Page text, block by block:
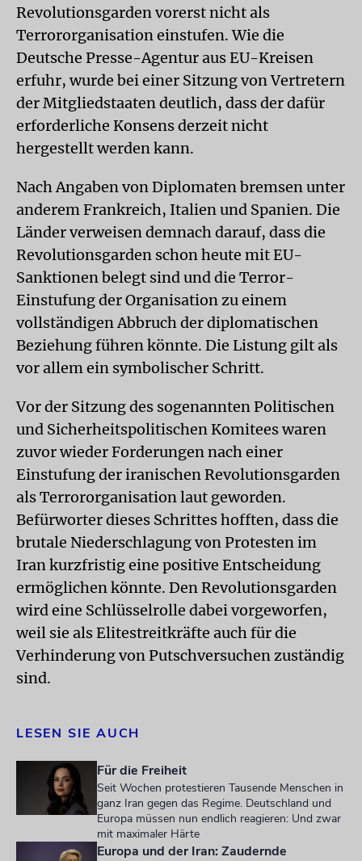
Revolutionsgarden vorerst nicht als
Terrororganisation einstufen. Wie die
Deutsche Presse-Agentur aus EU-Kreisen
erfuhr, wurde bei einer Sitzung von Vertretern
der Mitgliedstaaten deutlich, dass der dafür
erforderliche Konsens derzeit nicht
hergestellt werden kann.
Nach Angaben von Diplomaten bremsen unter
anderem Frankreich, Italien und Spanien. Die
Länder verweisen demnach darauf, dass die
Revolutionsgarden schon heute mit EU-
Sanktionen belegt sind und die Terror-
Einstufung der Organisation zu einem
vollständigen Abbruch der diplomatischen
Beziehung führen könnte. Die Listung gilt als
vor allem ein symbolischer Schritt.
Vor der Sitzung des sogenannten Politischen
und Sicherheitspolitischen Komitees waren
zuvor wieder Forderungen nach einer
Einstufung der iranischen Revolutionsgarden
als Terrororganisation laut geworden.
Befürworter dieses Schrittes hofften, dass die
brutale Niederschlagung von Protesten im
Iran kurzfristig eine positive Entscheidung
ermöglichen könnte. Den Revolutionsgarden
wird eine Schlüsselrolle dabei vorgeworfen,
weil sie als Elitestreitkräfte auch für die
Verhinderung von Putschversuchen zuständig
sind.
LESEN SIE AUCH
Für die Freiheit
Seit Wochen protestieren Tausende Menschen in
ganz Iran gegen das Regime. Deutschland und
Europa müssen nun endlich reagieren: Und zwar
mit maximaler Härte
Europa und der Iran: Zaudernde